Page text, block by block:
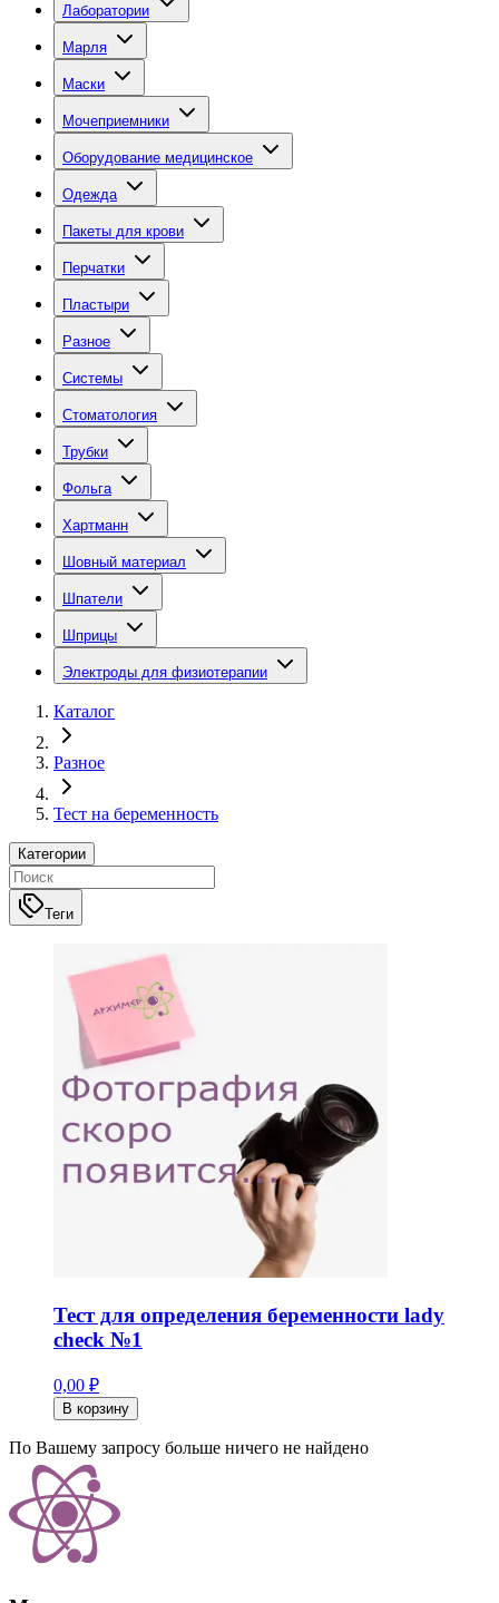
Лаборатории
Марля
Маски
Мочеприемники
Оборудование медицинское
Одежда
Пакеты для крови
Перчатки
Пластыри
Разное
Системы
Стоматология
Трубки
Фольга
Хартманн
Шовный материал
Шпатели
Шприцы
Электроды для физиотерапии
Каталог
Разное
Тест на беременность
Категории
Теги
Тест для определения беременности lady
check №1
0,00 ₽
В корзину
По Вашему запросу больше ничего не найдено